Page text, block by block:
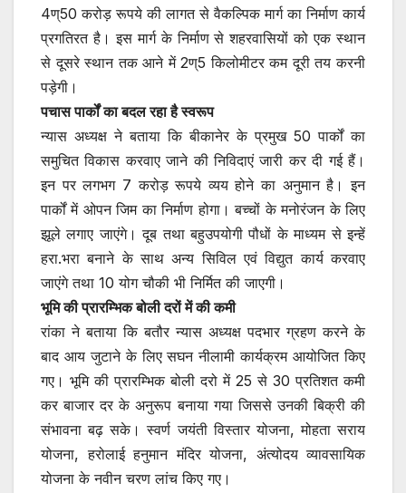
4ण्50 करोड़ रूपये की लागत से वैकल्पिक मार्ग का निर्माण कार्य
प्रगतिरत है। इस मार्ग के निर्माण से शहरवासियों को एक स्थान
से दूसरे स्थान तक आने में 2ण्5 किलोमीटर कम दूरी तय करनी
पड़ेगी।
पचास पार्कों का बदल रहा है स्वरूप
न्यास अध्यक्ष ने बताया कि बीकानेर के प्रमुख 50 पार्कों का
समुचित विकास करवाए जाने की निविदाएं जारी कर दी गई हैं।
इन पर लगभग 7 करोड़ रूपये व्यय होने का अनुमान है। इन
पार्कों में ओपन जिम का निर्माण होगा। बच्चों के मनोरंजन के लिए
झूले लगाए जाएंगे। दूब तथा बहुउपयोगी पौधों के माध्यम से इन्हें
हरा.भरा बनाने के साथ अन्य सिविल एवं विद्युत कार्य करवाए
जाएंगे तथा 10 योग चौकी भी निर्मित की जाएगी।
भूमि की प्रारम्भिक बोली दरों में की कमी
रांका ने बताया कि बतौर न्यास अध्यक्ष पदभार ग्रहण करने के
बाद आय जुटाने के लिए सघन नीलामी कार्यक्रम आयोजित किए
गए। भूमि की प्रारम्भिक बोली दरो में 25 से 30 प्रतिशत कमी
कर बाजार दर के अनुरूप बनाया गया जिससे उनकी बिक्री की
संभावना बढ़ सके। स्वर्ण जयंती विस्तार योजना, मोहता सराय
योजना, हरोलाई हनुमान मंदिर योजना, अंत्योदय व्यावसायिक
योजना के नवीन चरण लांच किए गए।